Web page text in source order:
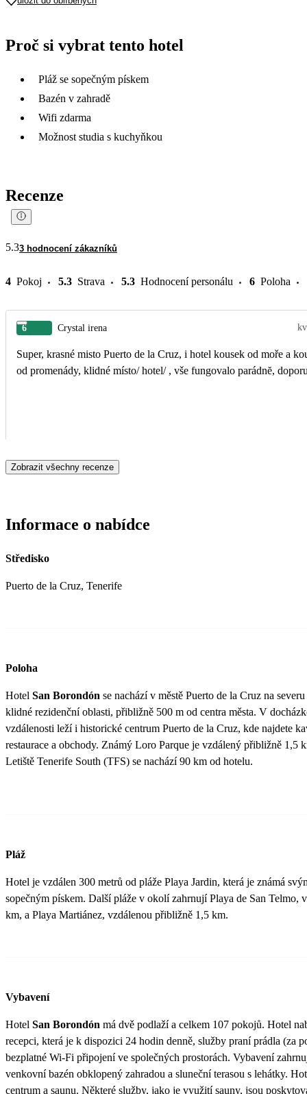
Proč si vybrat tento hotel
Pláž se sopečným pískem
Bazén v zahradě
Wifi zdarma
Možnost studia s kuchyňkou
Recenze
5.33 hodnocení zákazníků
4 Pokoj 5.3 Strava 5.3 Hodnocení personálu 6 Poloha
6 Crystal irena
Super, krasné misto Puerto de la Cruz, i hotel kousek od moře a
od promenády, klidné místo/ hotel/ , vše fungovalo parádnĕ,
Zobrazit všechny recenze
Informace o nabídce
Středisko
Puerto de la Cruz, Tenerife
Poloha
Hotel San Borondón se nachází v městě Puerto de la Cruz na
klidné rezidenční oblasti, přibližně 500 m od centra města. V
vzdálenosti leží i historické centrum Puerto de la Cruz, kde najdete
restaurace a obchody. Známý Loro Parque je vzdálený přibližně 1,5
Letiště Tenerife South (TFS) se nachází 90 km od hotelu.
Pláž
Hotel je vzdálen 300 metrů od pláže Playa Jardin, která je známá
sopečným pískem. Další pláže v okolí zahrnují Playa de San Telmo,
km, a Playa Martiánez, vzdálenou přibližně 1,5 km.
Vybavení
Hotel San Borondón má dvě podlaží a celkem 107 pokojů. Hotel
recepci, která je k dispozici 24 hodin denně, služby praní prádla (za
bezplatné Wi-Fi připojení ve společných prostorách. Vybavení
venkovní bazén obklopený zahradou a sluneční terasou s lehátky.
centrum a saunu. Některé služby, jako je využití sauny, jsou